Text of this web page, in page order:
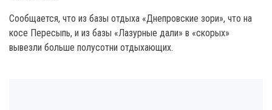
Сообщается, что из базы отдыха «Днепровские зори», что на
косе Пересыпь, и из базы «Лазурные дали» в «скорых»
вывезли больше полусотни отдыхающих.